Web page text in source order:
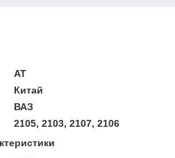
AT
Китай
ВАЗ
2105, 2103, 2107, 2106